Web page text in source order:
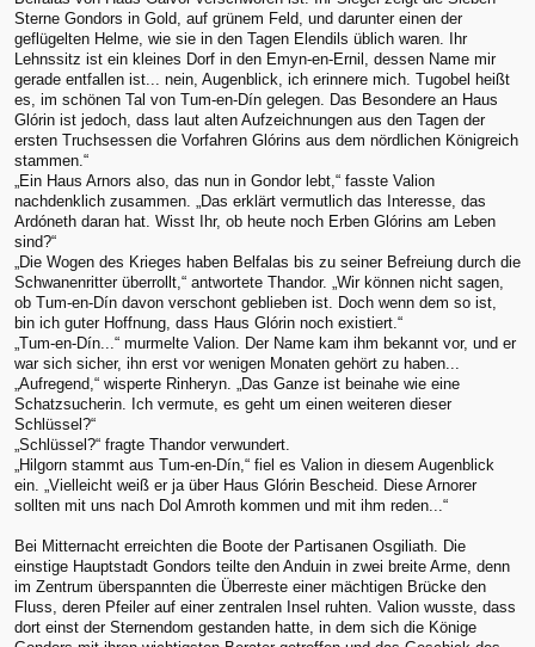
Sterne Gondors in Gold, auf grünem Feld, und darunter einen der
geflügelten Helme, wie sie in den Tagen Elendils üblich waren. Ihr
Lehnssitz ist ein kleines Dorf in den Emyn-en-Ernil, dessen Name mir
gerade entfallen ist... nein, Augenblick, ich erinnere mich. Tugobel heißt
es, im schönen Tal von Tum-en-Dín gelegen. Das Besondere an Haus
Glórin ist jedoch, dass laut alten Aufzeichnungen aus den Tagen der
ersten Truchsessen die Vorfahren Glórins aus dem nördlichen Königreich
stammen.“
„Ein Haus Arnors also, das nun in Gondor lebt,“ fasste Valion
nachdenklich zusammen. „Das erklärt vermutlich das Interesse, das
Ardóneth daran hat. Wisst Ihr, ob heute noch Erben Glórins am Leben
sind?“
„Die Wogen des Krieges haben Belfalas bis zu seiner Befreiung durch die
Schwanenritter überrollt,“ antwortete Thandor. „Wir können nicht sagen,
ob Tum-en-Dín davon verschont geblieben ist. Doch wenn dem so ist,
bin ich guter Hoffnung, dass Haus Glórin noch existiert.“
„Tum-en-Dín...“ murmelte Valion. Der Name kam ihm bekannt vor, und er
war sich sicher, ihn erst vor wenigen Monaten gehört zu haben...
„Aufregend,“ wisperte Rinheryn. „Das Ganze ist beinahe wie eine
Schatzsucherin. Ich vermute, es geht um einen weiteren dieser
Schlüssel?“
„Schlüssel?“ fragte Thandor verwundert.
„Hilgorn stammt aus Tum-en-Dín,“ fiel es Valion in diesem Augenblick
ein. „Vielleicht weiß er ja über Haus Glórin Bescheid. Diese Arnorer
sollten mit uns nach Dol Amroth kommen und mit ihm reden...“
Bei Mitternacht erreichten die Boote der Partisanen Osgiliath. Die
einstige Hauptstadt Gondors teilte den Anduin in zwei breite Arme, denn
im Zentrum überspannten die Überreste einer mächtigen Brücke den
Fluss, deren Pfeiler auf einer zentralen Insel ruhten. Valion wusste, dass
dort einst der Sternendom gestanden hatte, in dem sich die Könige